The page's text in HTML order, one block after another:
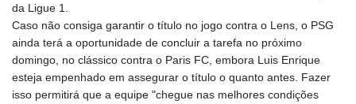
da Ligue 1.
Caso não consiga garantir o título no jogo contra o Lens, o PSG
ainda terá a oportunidade de concluir a tarefa no próximo
domingo, no clássico contra o Paris FC, embora Luis Enrique
esteja empenhado em assegurar o título o quanto antes. Fazer
isso permitirá que a equipe "chegue nas melhores condições